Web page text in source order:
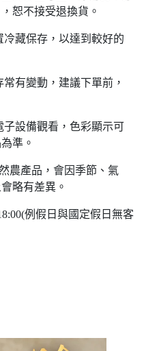
恕不接受退換貨。
藏保存，以達到較好的
有變動，建議下單前，
設備觀看，色彩顯示可
準。
農產品，會因季節、氣
略有差異。
例假日與國定假日無客